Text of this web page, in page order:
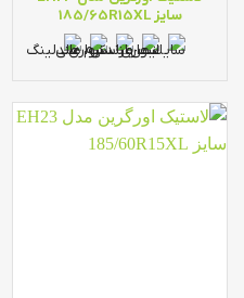
سایز 185/65R15XL